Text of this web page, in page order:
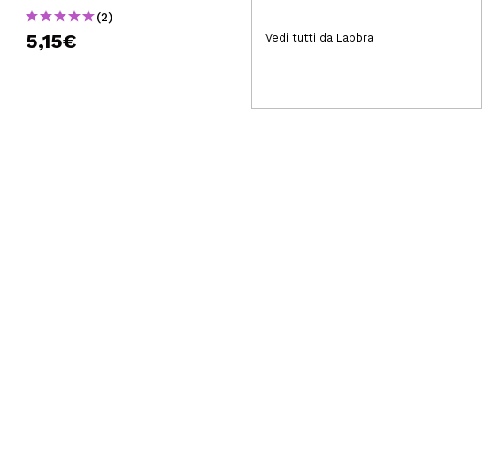
(2)
5,15€ 5,49€
Vedi tutti da Labbra